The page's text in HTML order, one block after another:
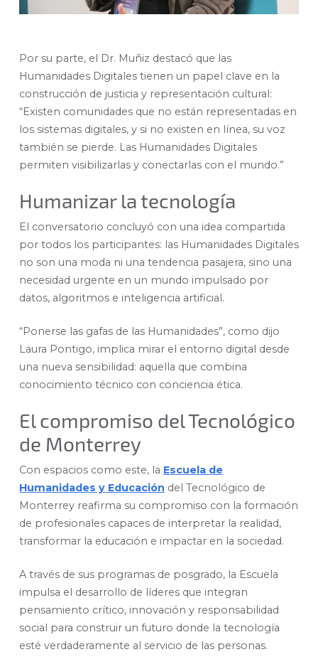
Por su parte, el Dr. Muñiz destacó que las
Humanidades Digitales tienen un papel clave en la
construcción de justicia y representación cultural:
“Existen comunidades que no están representadas en
los sistemas digitales, y si no existen en línea, su voz
también se pierde. Las Humanidades Digitales
permiten visibilizarlas y conectarlas con el mundo.”
Humanizar la tecnología
El conversatorio concluyó con una idea compartida
por todos los participantes: las Humanidades Digitales
no son una moda ni una tendencia pasajera, sino una
necesidad urgente en un mundo impulsado por
datos, algoritmos e inteligencia artificial.
“Ponerse las gafas de las Humanidades”, como dijo
Laura Pontigo, implica mirar el entorno digital desde
una nueva sensibilidad: aquella que combina
conocimiento técnico con conciencia ética.
El compromiso del Tecnológico
de Monterrey
Con espacios como este, la Escuela de
Humanidades y Educación del Tecnológico de
Monterrey reafirma su compromiso con la formación
de profesionales capaces de interpretar la realidad,
transformar la educación e impactar en la sociedad.
A través de sus programas de posgrado, la Escuela
impulsa el desarrollo de líderes que integran
pensamiento crítico, innovación y responsabilidad
social para construir un futuro donde la tecnología
esté verdaderamente al servicio de las personas.